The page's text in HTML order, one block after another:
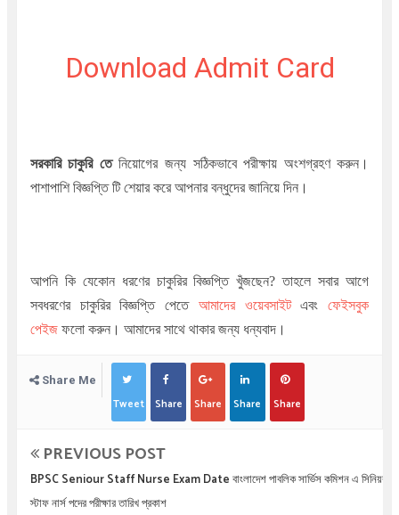
Download Admit Card
সরকারি চাকুরি তেনিয়োগের জন্য সঠিকভাবে পরীক্ষায় অংশগ্রহণ করুন।
পাশাপাশি বিজ্ঞপ্তি টি শেয়ার করে আপনার বন্ধুদের জানিয়ে দিন।
আপনি কি যেকোন ধরণের চাকুরির বিজ্ঞপ্তি খুঁজছেন?তাহলে সবার আগে
সবধরণের চাকুরির বিজ্ঞপ্তি পেতে
আমাদের ওয়েবসাইট এবংফেইসবুক
পেইজফলো করুন। আমাদের সাথে থাকার জন্য ধন্যবাদ।
Share Me
Tweet Share Share Share Share
PREVIOUS POST
BPSC Seniour Staff Nurse Exam Date বাংলাদেশ পাবলিক সার্ভিস কমিশন এ সিনিয়র
স্টাফ নার্স পদের পরীক্ষার তারিখ প্রকাশ